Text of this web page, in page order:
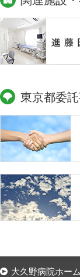
東京都委
大久野病院ホーム